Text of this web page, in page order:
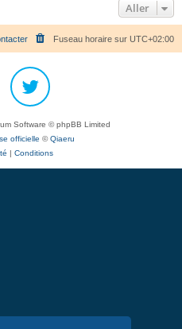
Aller
Fuseau horaire sur UTC+02:00
Software © phpBB Limited
officielle ©Qiaeru
Conditions